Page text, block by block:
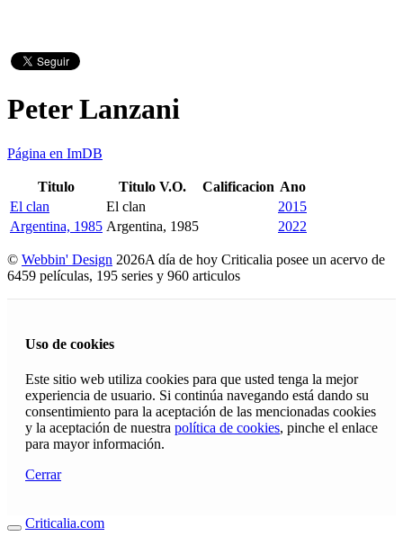
Peter Lanzani
Página en ImDB
Titulo Titulo V.O. Calificacion Ano
El clan
El clan
2015
Argentina, 1985 Argentina, 1985 2022
© Webbin' Design 2026A día de hoy Criticalia posee un acervo de
6459 películas, 195 series y 960 articulos
Uso de cookies
Este sitio web utiliza cookies para que usted tenga la mejor
experiencia de usuario. Si continúa navegando está dando su
consentimiento para la aceptación de las mencionadas cookies
y la aceptación de nuestra política de cookies, pinche el enlace
para mayor información.
Cerrar
Criticalia.com